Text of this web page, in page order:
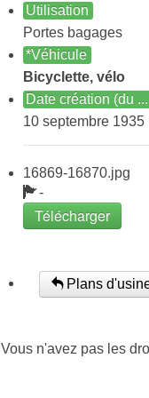
Utilisation
Portes bagages
*Véhicule
Bicyclette, vélo
Date création (du
10 septembre 1935
16869-16870.jpg
-
Télécharger
Plans
Vous n'avez pas les